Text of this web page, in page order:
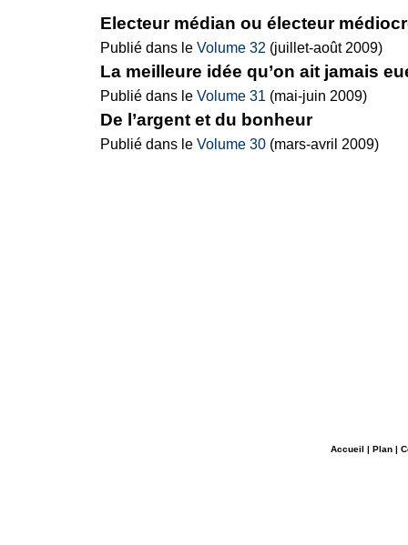
Electeur médian ou électeur
Publié dans le Volume 32 (juillet-août 2009)
La meilleure idée qu’on ait jamais
Publié dans le Volume 31 (mai-juin 2009)
De l’argent et du bonheur
Publié dans le Volume 30 (mars-avril 2009)
Accueil | Plan|